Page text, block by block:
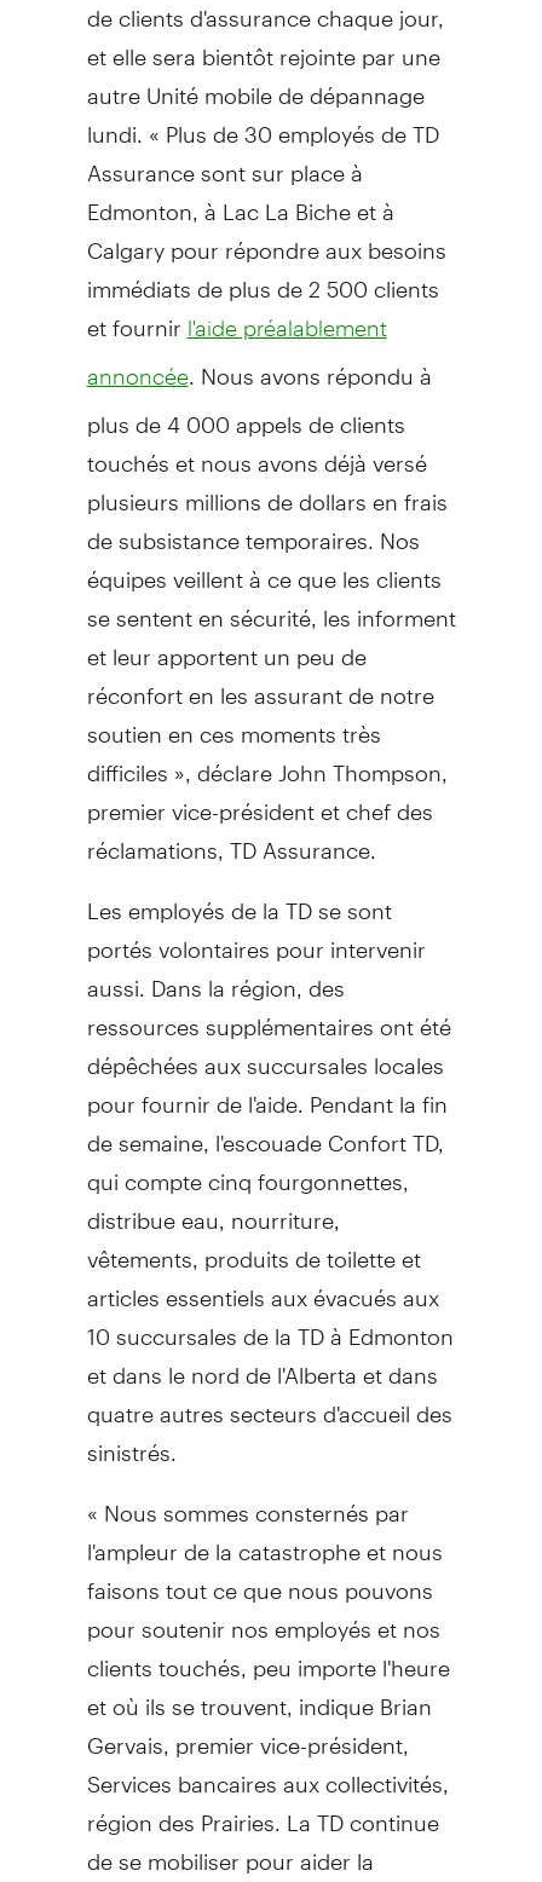
et elle sera bientôt rejointe par une
autre Unité mobile de dépannage
lundi. « Plus de 30 employés de TD
Assurance sont sur place à
Edmonton , àLac La Bicheet à
Calgarypour répondre aux besoins
immédiats de plus de 2 500 clients
et fournir l'aide préalablement
annoncée. Nous avons répondu à
plus de 4 000 appels de clients
touchés et nous avons déjà versé
plusieurs millions de dollars en frais
de subsistance temporaires. Nos
équipes veillent à ce que les clients
se sentent en sécurité, les informent
et leur apportent un peu de
réconfort en les assurant de notre
soutien en ces moments très
difficiles », déclare John Thompson
premier vice-président et chef des
réclamations, TD Assurance.
Les employés de la TD se sont
portés volontaires pour intervenir
aussi. Dans la région, des
ressources supplémentaires ont été
dépêchées aux succursales locales
pour fournir de l'aide. Pendant la fin
de semaine, l'escouade Confort TD,
qui compte cinq fourgonnettes,
distribue eau, nourriture,
vêtements, produits de toilette et
articles essentiels aux évacués aux
10 succursales de la TD àEdmonton
et dans le nord de l'Albertaet dans
quatre autres secteurs d'accueil des
sinistrés.
« Nous sommes consternés par
l'ampleur de la catastrophe et nous
faisons tout ce que nous pouvons
pour soutenir nos employés et nos
clients touchés, peu importe l'heure
et où ils se trouvent, indiqueBrian
Gervais , premier vice-président,
Services bancaires aux collectivités,
région des Prairies. La TD continue
de se mobiliser pour aider la